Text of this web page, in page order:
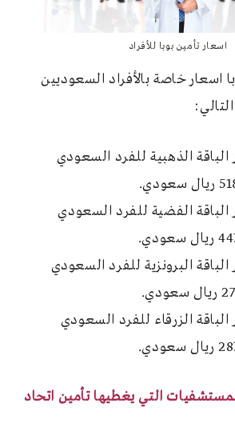
اسعار تأمين بوبا للأفراد
خاصة بالأفراد السعوديين
الذهبية للفرد السعودي
الفضية للفرد السعودي
البرونزية للفرد السعودي
الزرقاء للفرد السعودي
التي يغطيها تأمين اتحاد